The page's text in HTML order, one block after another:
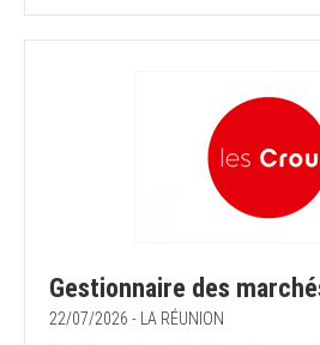
Gestionnaire des
22/07/2026 - LA RÉUNION